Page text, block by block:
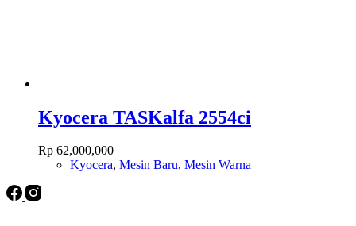
Kyocera TASKalfa 2554ci
Rp 62,000,000
Kyocera, Mesin Baru, Mesin Warna